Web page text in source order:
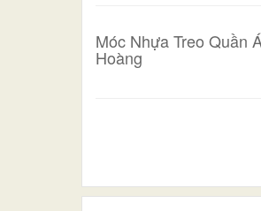
Móc Nhựa Treo Quần
Hoàng